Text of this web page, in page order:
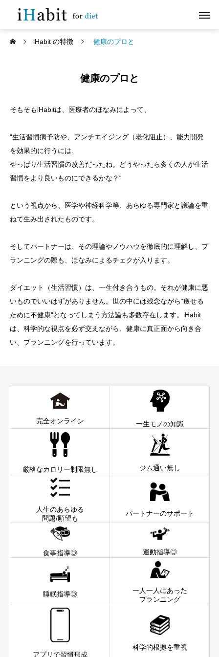
iHabit の特徴 健康のプロと
健康のプロと
そもそもiHabitは、医療者のほなみによって、
“生活習慣病予防や、アンチエイジング（老化阻止）、能力開発
を効果的に行うには、
やっぱり生活習慣の改善だったね。どうやったら多くの人が生活
習慣をより良いものにできるかな？“
という視点から、医学や神経科学等、あらゆる専門家と議論を重
ねて生み出されたものです。
そしてパートナーは、その理論やノウハウを徹底的に理解し、プ
ランニングの際も、ほなみによるチェクが入ります。
ダイエット（生活習慣）は、一生付き合うもの。それが健康に悪
いものでいいはずがありません。世の中には残念ながら“痩せる
ために不健康“となってしまう方法論も多数存在します。iHabit
は、科学的な視点を必ず交えながら、健康に真正面から向き合
い、プランニングを行っています。
完全オンライン 一生モノの知識
厳格なカロリー制限無し ジム通い無し
人生のあらゆる
問題/願望も
パートナーのサポート
食事指導◎ 運動指導◎
睡眠指導◎
一人一人にあった
プランニング
アプリで習慣形成
科学的根拠を重視